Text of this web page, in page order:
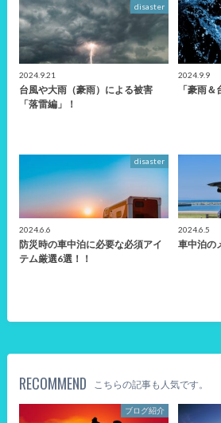
disaster
2024.9.21
台風や大雨（豪雨）による被害
「落雷編」！
2024.9.9
「豪雨
disaster
2024.6.6
防災時の車中泊に必要な必須アイ
テム厳選6選！！
2024.6.5
車中泊の
RECOMMEND こちらの記事も人気です。
ブログ紹介